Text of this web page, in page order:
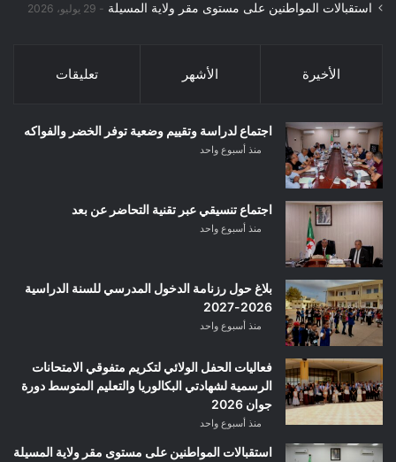
استقبالات المواطنين على مستوى مقر ولاية المسيلة 29 يوليو، 2026
الأخيرة الأشهر تعليقات
اجتماع لدراسة وتقييم وضعية توفر الخضر والفواكه
منذ أسبوع واحد
اجتماع تنسيقي عبر تقنية التحاضر عن بعد
منذ أسبوع واحد
بلاغ حول رزنامة الدخول المدرسي للسنة الدراسية
2026-2027
منذ أسبوع واحد
فعاليات الحفل الولائي لتكريم متفوقي الامتحانات
الرسمية لشهادتي البكالوريا والتعليم المتوسط دورة
جوان 2026
منذ أسبوع واحد
استقبالات المواطنين على مستوى مقر ولاية المسيلة